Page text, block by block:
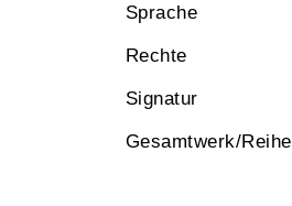
Sprache
Rechte
Signatur
Gesamtwerk/Reihe